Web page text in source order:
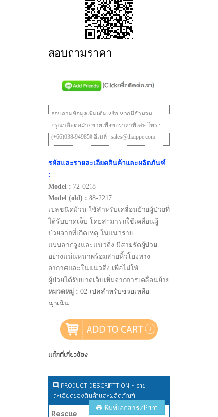
สอบถามราคา
สอบถามข้อมูลเพิ่มเติม หรือ หากมีจำนวน
กรุณาติดต่อฝ่ายขายเพื่อขอราคาพิเศษ โทร :
(+66)038-949850 อีเมล์ : sales@thaippe.com
รหัสและรายละเอียดสินค้าและผลิตภันฑ์
:
Model : 72-0218
Model (old) : 88-2217
เปลชนิดม้วน ใช้สำหรับเคลื่อนย้ายผู้ป่วยที่
ได้รับบาดเจ็บ โดยสามารถใช้เคลื่อนผู้
ป่วยจากที่เกิดเหตุ ในแนวราบ
แบบลากจูงและแนวดิ่ง มีสายรัดผู้ป่วย
อย่างแน่นหนาพร้อมสายหิ้วโยงทาง
อากาศและในแนวดิ่ง เพื่อไม่ให้
ผู้ป่วยได้รับบาดเจ็บเพิ่มจากการเคลื่อนย้าย
หมวดหมู่ : 02-เปลสำหรับช่วยเหลือ
ฉุกเฉิน
แท็กที่เกี่ยวข้อง
-
PRODUCT DESCRIPTTION - ราย
ละเอียดของสินค้าและผลิตภัณฑ์
พิมพ์เอกสาร/Print
Rescue